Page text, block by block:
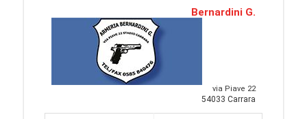
Bernardini G.
via Piave 22
54033 Carrara